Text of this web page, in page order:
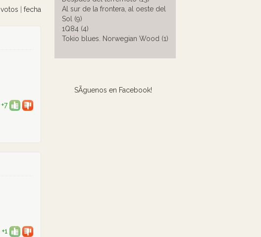
votos fecha
+7
+1
Al sur de la frontera, al oeste del
Sol (9)
1Q84 (4)
Tokio blues. Norwegian Wood (1)
SÃ­guenos en Facebook!